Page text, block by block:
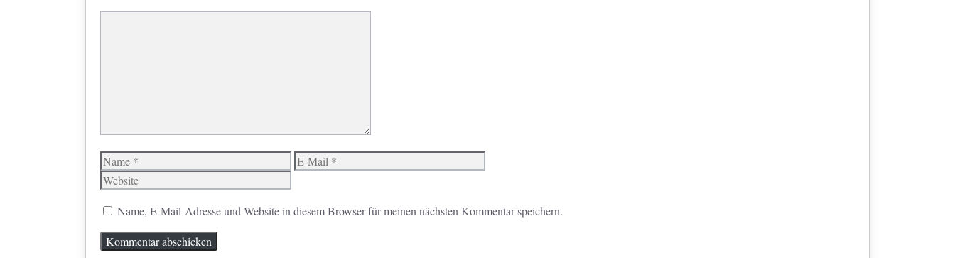
Name
E-
Name, E-Mail-Adresse und Website in diesem Browser für meinen nächsten Kommentar speichern.